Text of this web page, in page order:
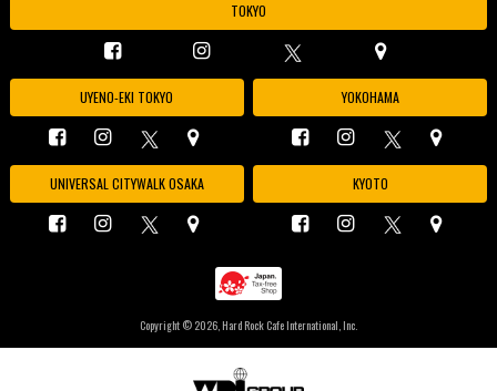
TOKYO
UYENO-EKI TOKYO YOKOHAMA
UNIVERSAL CITYWALK OSAKA KYOTO
Copyright © 2026, Hard Rock Cafe International, Inc.